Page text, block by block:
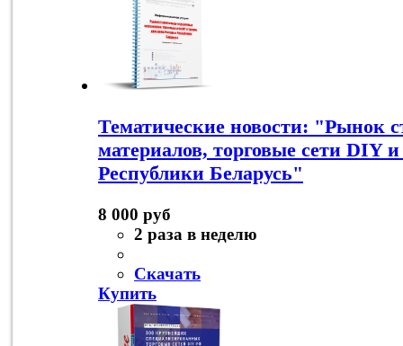
Тематические новости: "Рынок
материалов, торговые сети DIY
Республики Беларусь"
8 000 руб
2 раза в неделю
Скачать
Купить